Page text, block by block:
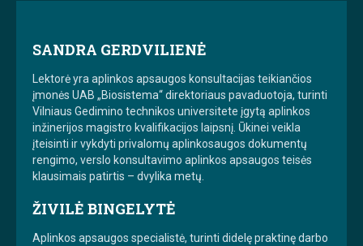
SANDRA GERDVILIENĖ
Lektorė yra aplinkos apsaugos konsultacijas teikiančios
įmonės UAB „Biosistema“ direktoriaus pavaduotoja, turinti
Vilniaus Gedimino technikos universitete įgytą aplinkos
inžinerijos magistro kvalifikacijos laipsnį. Ūkinei veikla
įteisinti ir vykdyti privalomų aplinkosaugos dokumentų
rengimo, verslo konsultavimo aplinkos apsaugos teisės
klausimais patirtis – dvylika metų.
ŽIVILĖ BINGELYTĖ
Aplinkos apsaugos specialistė, turinti didelę praktinę darbo